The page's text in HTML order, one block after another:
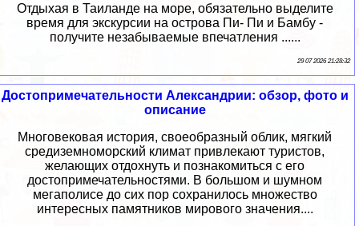
Отдыхая в Таиланде на море, обязательно выделите
время для экскурсии на острова Пи- Пи и Бамбу -
получите незабываемые впечатления ......
29 07 2026 21:28:32
Достопримечательности Александрии: обзор, фото и
описание
Многовековая история, своеобразный облик, мягкий
средиземноморский климат привлекают туристов,
желающих отдохнуть и познакомиться с его
достопримечательностями. В большом и шумном
мегаполисе до сих пор сохранилось множество
интересных памятников мирового значения....